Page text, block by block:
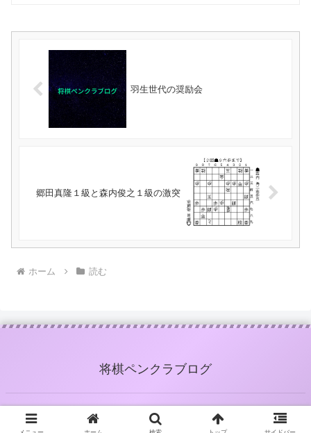
羽生世代の奨励会
郷田真隆１級と森内俊之１級の激突
ホーム 読む
将棋ペンクラブログ